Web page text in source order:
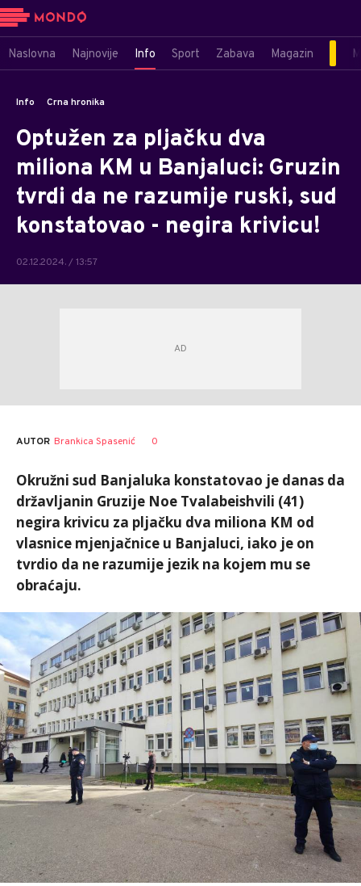
Naslovna Najnovije Info Sport Zabava Magazin
Info Crna hronika
Optužen za pljačku dva
miliona KM u Banjaluci: Gruzin
tvrdi da ne razumije ruski, sud
konstatovao - negira krivicu!
02.12.2024. / 13:57
AUTOR Brankica Spasenić 0
Okružni sud Banjaluka konstatovao je danas da
državljanin Gruzije Noe Tvalabeishvili (41)
negira krivicu za pljačku dva miliona KM od
vlasnice mjenjačnice u Banjaluci, iako je on
tvrdio da ne razumije jezik na kojem mu se
obraćaju.